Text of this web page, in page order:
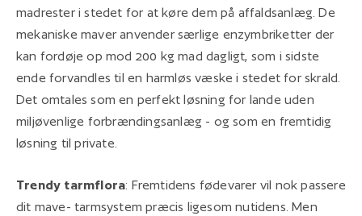
madrester i stedet for at køre dem på affaldsanlæg. De
mekaniske maver anvender særlige enzymbriketter der
kan fordøje op mod 200 kg mad dagligt, som i sidste
ende forvandles til en harmløs væske i stedet for skrald.
Det omtales som en perfekt løsning for lande uden
miljøvenlige forbrændingsanlæg - og som en fremtidig
løsning til private.
Trendy tarmflora: Fremtidens fødevarer vil nok passere
dit mave- tarmsystem præcis ligesom nutidens. Men